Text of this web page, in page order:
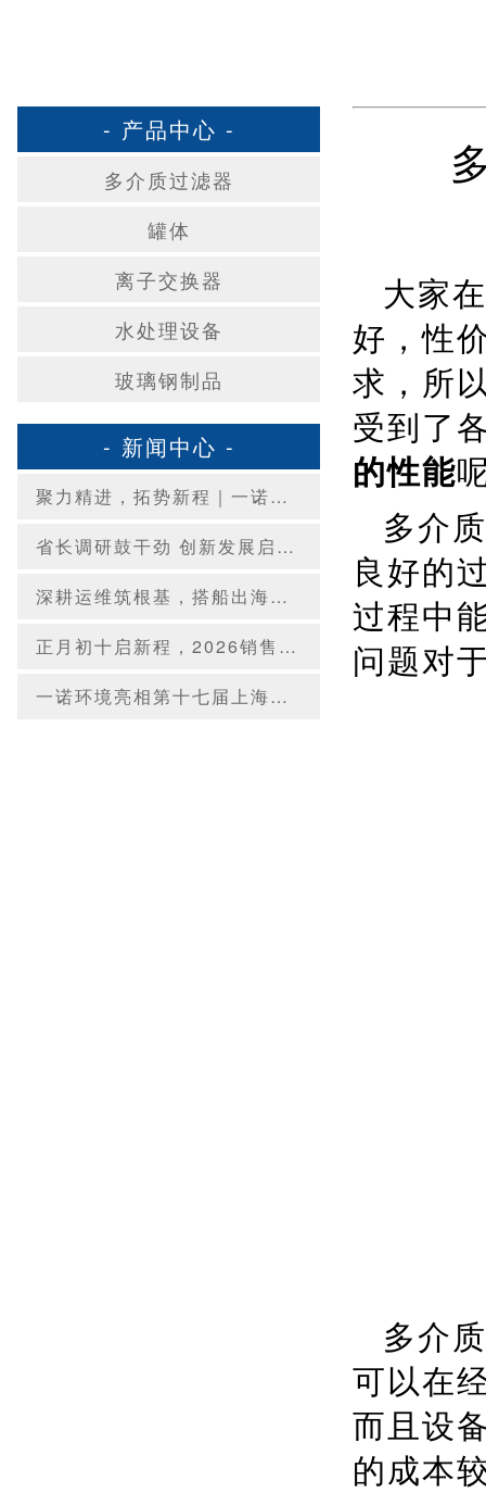
- 产品中心 -
多介质过滤器
罐体
离子交换器
水处理设备
玻璃钢制品
- 新闻中心 -
聚力精进，拓势新程｜一诺环境 2026 年 Q3 销售集中营圆满收官
省长调研鼓干劲 创新发展启新程——辽宁省委副书记、省长王新伟莅临一诺环境调研指导
深耕运维筑根基，搭船出海向未来｜一诺环境 2026 年度盛典圆满举行
正月初十启新程，2026销售集中营燃情开营，聚力攻坚创佳绩！
一诺环境亮相第十七届上海国际水展，创新水科技引领绿色未来
大家
好，性
求，所
受到了
的性能
多介
良好的
过程中
问题对
多介
可以在
而且设
的成本